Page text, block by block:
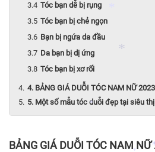
Tóc bạn dễ bị rụng
Tóc bạn bị chẻ ngọn
Bạn bị ngứa da đầu
Da bạn bị dị ứng
Tóc bạn bị xơ rối
4. BẢNG GIÁ DUỖI TÓC NAM NỮ
5. Một số mẫu tóc duỗi đẹp tại siêu
BẢNG GIÁ DUỖI TÓC NAM